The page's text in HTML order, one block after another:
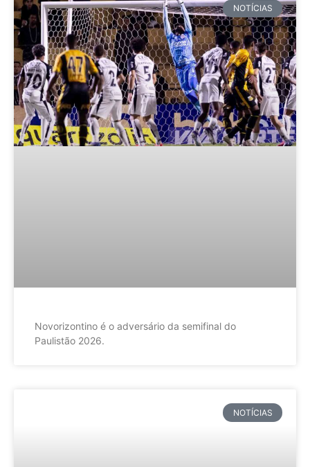
NOTÍCIAS
Novorizontino é o adversário da semifinal do
Paulistão 2026.
NOTÍCIAS